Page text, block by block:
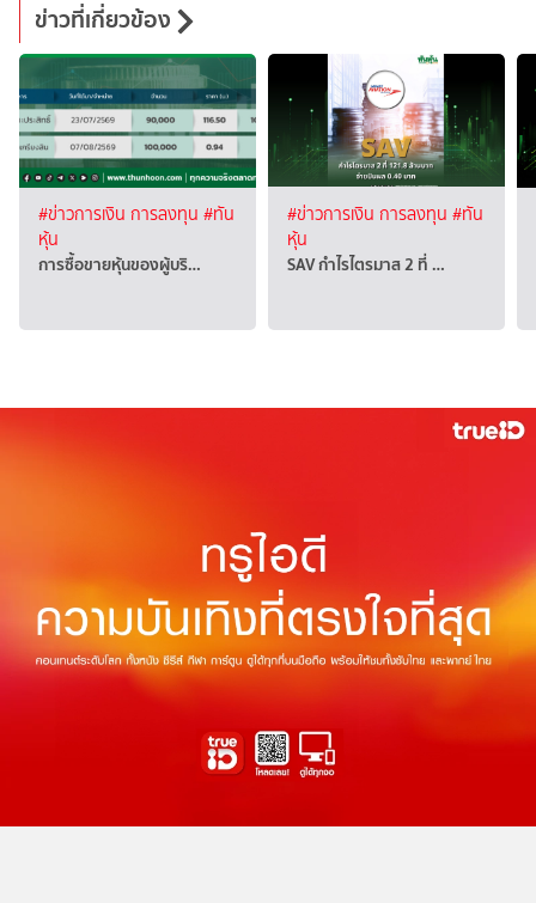
ข่าวที่เกี่ยวข้อง
#ข่าวการเงิน การลงทุน #ทัน
หุ้น
การซื้อขายหุ้นของผู้บริ…
#ข่าวการเงิน การลงทุน #ทัน
หุ้น
SAV กำไรไตรมาส 2 ที่ …